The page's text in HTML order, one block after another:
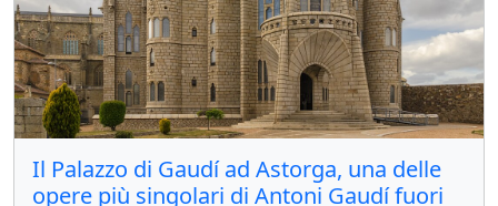
Il Palazzo di Gaudí ad Astorga, una delle
opere più singolari di Antoni Gaudí fuori